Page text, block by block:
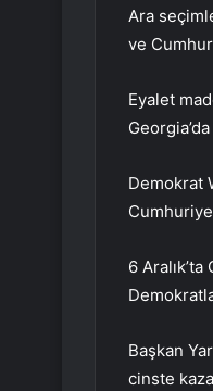
Ara
ve
Eyalet
Demokrat
6
Başkan
cinste